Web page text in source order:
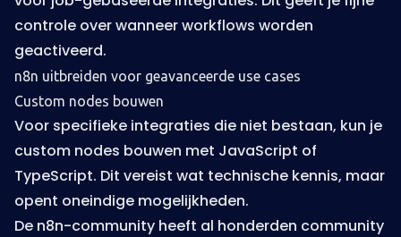
controle over wanneer workflows worden
geactiveerd.
n8n uitbreiden voor geavanceerde use cases
Custom nodes bouwen
Voor specifieke integraties die niet bestaan, kun je
custom nodes bouwen met JavaScript of
TypeScript. Dit vereist wat technische kennis, maar
opent oneindige mogelijkheden.
De n8n-community heeft al honderden community